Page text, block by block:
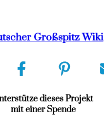
Großspitz Wiki
dieses Projekt
mit einer Spende